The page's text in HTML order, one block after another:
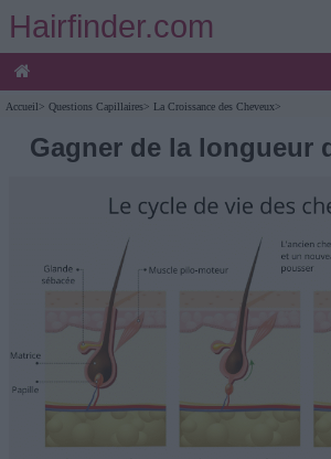
Hairfinder.com
Accueil> Questions Capillaires> La Croissance des Cheveux>
Gagner de la longueur